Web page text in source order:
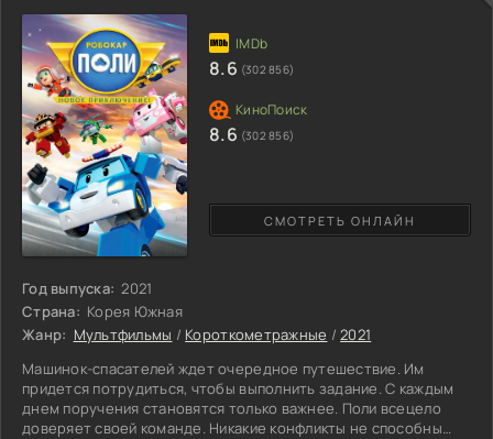
Год выпуска: 2021
Страна: Корея Южная
Жанр: Мультфильмы / Короткометражные /2021
Машинок-спасателей ждет очередное путешествие. Им
придется потрудиться, чтобы выполнить задание. С каждым
днем поручения становятся только важнее. Поли всецело
доверяет своей команде. Никакие конфликты не способны
СМОТРЕТЬ ОНЛАЙН
8.6 (302 856)
8.6 (302 856)